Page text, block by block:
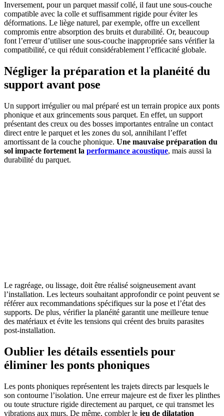
Inversement, pour un parquet massif collé, il faut une sous-couche
compatible avec la colle et suffisamment rigide pour éviter les
déformations. Le liège naturel, par exemple, offre un excellent
compromis entre absorption des bruits et durabilité. Or, beaucoup
font l’erreur d’utiliser une sous-couche inappropriée sans vérifier la
compatibilité, ce qui réduit considérablement l’efficacité globale.
Négliger la préparation et la planéité du
support avant pose
Un support irrégulier ou mal préparé est un terrain propice aux ponts
phonique et aux grincements sous parquet. En effet, un support
présentant des creux ou des bosses importantes entraîne un contact
direct entre le parquet et les zones du sol, annihilant l’effet
amortissant de la couche phonique. Une mauvaise préparation du
sol impacte fortement la performance acoustique, mais aussi la
durabilité du parquet.
Le ragréage, ou lissage, doit être réalisé soigneusement avant
l’installation. Les lecteurs souhaitant approfondir ce point peuvent se
référer aux recommandations spécifiques sur la pose et l’état des
supports. De plus, vérifier la planéité garantit une meilleure tenue
des matériaux et évite les tensions qui créent des bruits parasites
post-installation.
Oublier les détails essentiels pour
éliminer les ponts phoniques
Les ponts phoniques représentent les trajets directs par lesquels le
son contourne l’isolation. Une erreur majeure est de fixer les plinthes
ou toute structure rigide directement au parquet, ce qui transmet les
vibrations aux murs. De même, combler le jeu de dilatation